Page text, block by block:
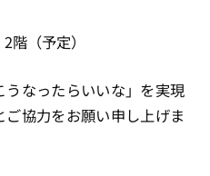
階（予定）
なったらいいな」を実現
協力をお願い申し上げま